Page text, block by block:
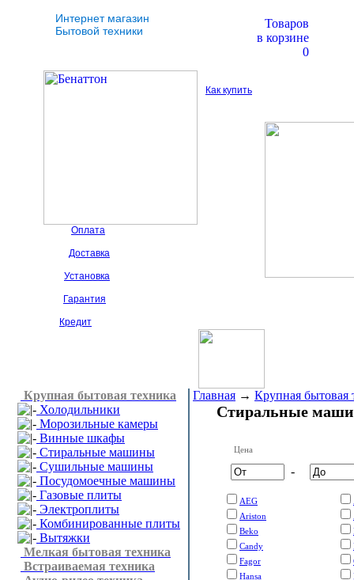
Интернет магазин
Бытовой техники
Товаров
в корзине
0
Как купить
Оплата
Доставка
Установка
Гарантия
Кредит
Крупная бытовая техника
Холодильники
Морозильные камеры
Винные шкафы
Стиральные машины
Сушильные машины
Посудомоечные машины
Газовые плиты
Электроплиты
Комбинированные плиты
Вытяжки
Мелкая бытовая техника
Встраиваемая техника
Главная → Крупная бытовая
Стиральные
Цена
-
AEG
Ariston
Beko
Candy
Fagor
Hansa